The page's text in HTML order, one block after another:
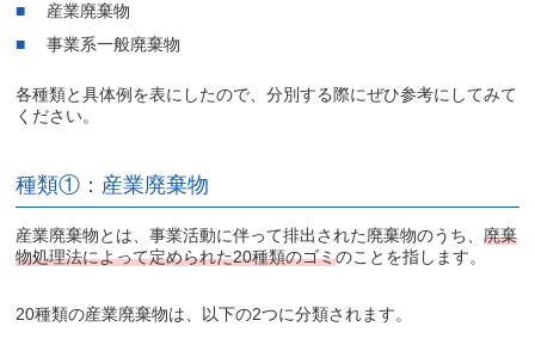
産業廃棄物
事業系一般廃棄物
各種類と具体例を表にしたので、分別する際にぜひ参考にしてみて
ください。
種類①：産業廃棄物
産業廃棄物とは、事業活動に伴って排出された廃棄物のうち、廃棄
物処理法によって定められた20種類のゴミのことを指します。
20種類の産業廃棄物は、以下の2つに分類されます。